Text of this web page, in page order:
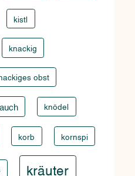
kistl
knackig
obst
knödel
korb kornspi
kräuter